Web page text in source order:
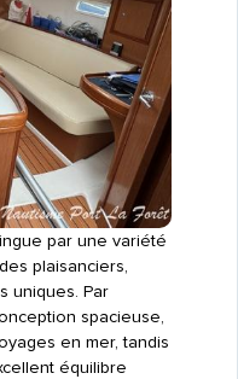
par une variété
plaisanciers,
uniques. Par
spacieuse,
en mer, tandis
équilibre